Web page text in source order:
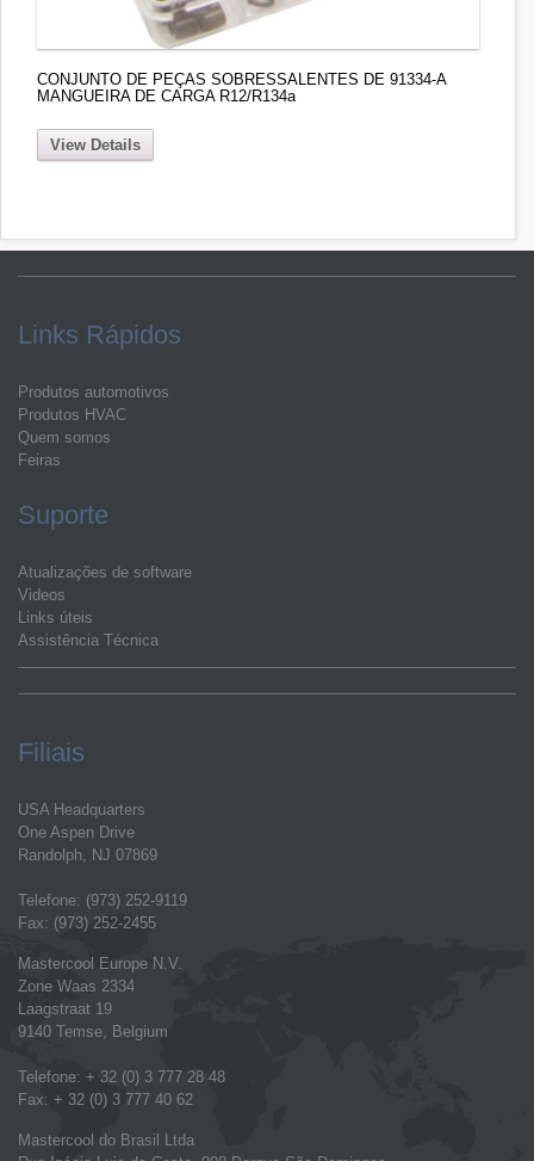
CONJUNTO DE PEÇAS SOBRESSALENTES DE 91334-A
MANGUEIRA DE CARGA R12/R134a
View Details
Links Rápidos
Produtos automotivos
Produtos HVAC
Quem somos
Feiras
Suporte
Atualizações de software
Videos
Links úteis
Assistência Técnica
Filiais
USA Headquarters
One Aspen Drive
Randolph, NJ 07869
Telefone: (973) 252-9119
Fax: (973) 252-2455
Mastercool Europe N.V.
Zone Waas 2334
Laagstraat 19
9140 Temse, Belgium
Telefone: + 32 (0) 3 777 28 48
Fax: + 32 (0) 3 777 40 62
Mastercool do Brasil Ltda